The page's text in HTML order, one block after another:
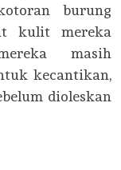
burung
kulit mereka
masih
kecantikan,
dioleskan